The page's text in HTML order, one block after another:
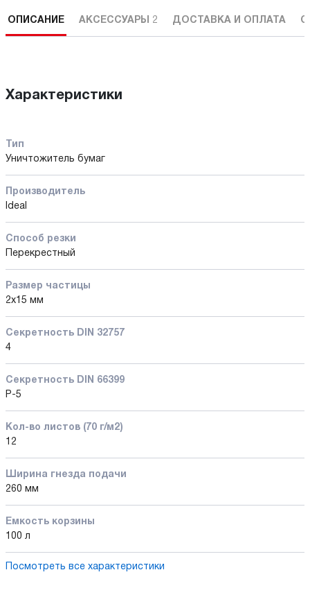
ОПИСАНИЕ АКСЕССУАРЫ 2 ДОСТАВКА И ОПЛАТА
Характеристики
Тип
Уничтожитель бумаг
Производитель
Ideal
Способ резки
Перекрестный
Размер частицы
2x15 мм
Секретность DIN 32757
4
Секретность DIN 66399
P-5
Кол-во листов (70 г/м2)
12
Ширина гнезда подачи
260 мм
Емкость корзины
100 л
Посмотреть все характеристики